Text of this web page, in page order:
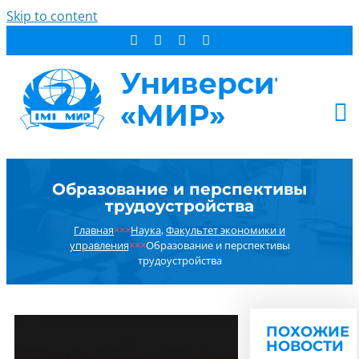
Skip to content
СТУДЕНТУ
ДОПОБРАЗОВАНИЕ
ОБ УНИВЕРСИТЕТЕ
Образование и перспективы
трудоустройства
Главная×××Наука,Факультет экономики и
управления×××Образование и перспективы
трудоустройства
ПОХОЖИЕ
НОВОСТИ